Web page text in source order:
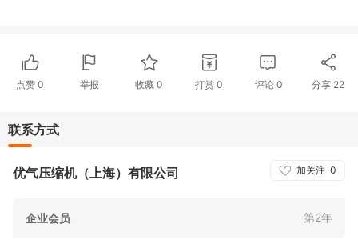
点赞 0 举报 收藏0 打赏 0 评论 0 分享 22
联系方式
加关注 0
优气压缩机（上海）有限公司
企业会员 第2年